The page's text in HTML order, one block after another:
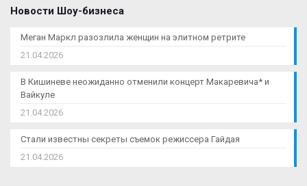
Новости Шоу-бизнеса
Меган Маркл разозлила женщин на элитном ретрите
21.04.2026
В Кишиневе неожиданно отменили концерт Макаревича* и
Вайкуле
21.04.2026
Стали известны секреты съемок режиссера Гайдая
21.04.2026